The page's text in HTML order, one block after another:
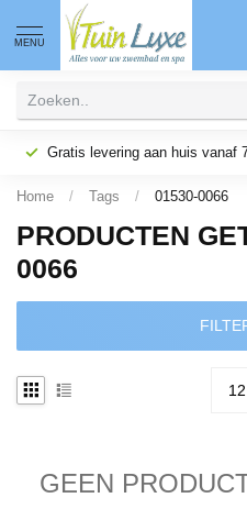
MENU
Gratis levering aan huis vanaf
Home / Tags / 01530-0066
PRODUCTEN
0066
GEEN